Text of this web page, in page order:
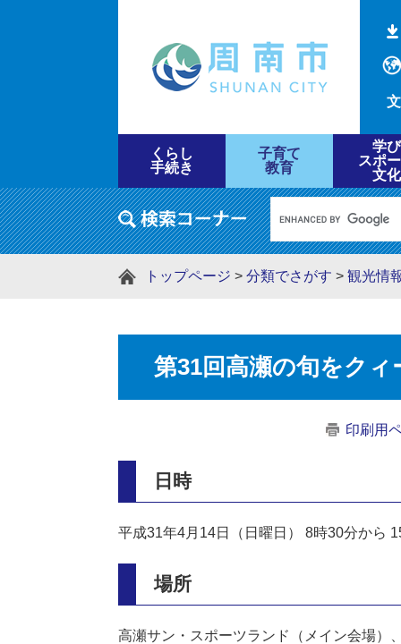
くらし
手続き
子育て
教育
学び
スポ
文化
トップページ > 分類でさがす > 観光情
第31回高瀬の旬をクィ
印刷用
日時
平成31年4月14日（日曜日） 8時30分から
場所
高瀬サン・スポーツランド（メイン会場）